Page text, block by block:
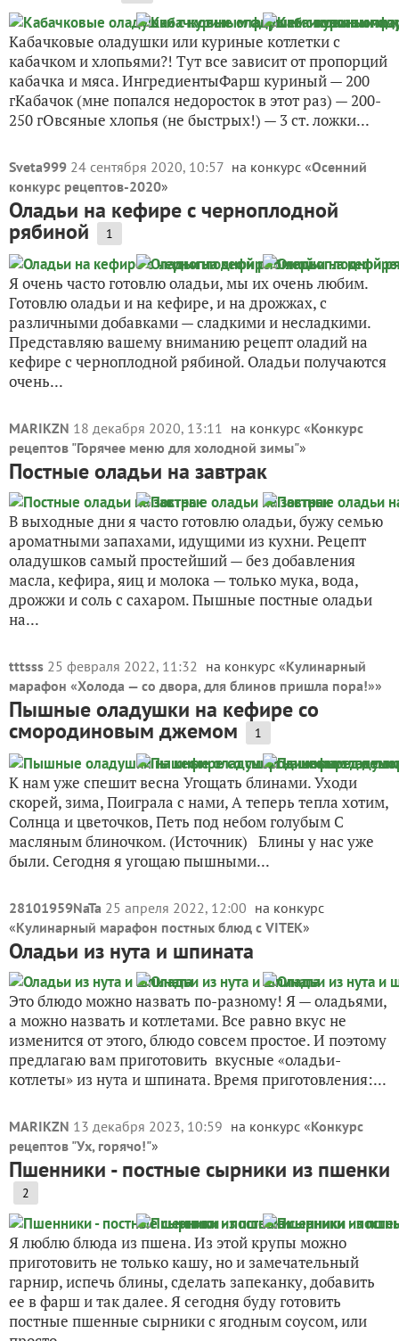
Кабачковые оладушки или куриные котлетки с
кабачком и хлопьями?! Тут все зависит от пропорций
кабачка и мяса. ИнгредиентыФарш куриный — 200
гКабачок (мне попался недоросток в этот раз) — 200-
250 гОвсяные хлопья (не быстрых!) — 3 ст. ложки...
Sveta999 24 сентября 2020, 10:57 на конкурс «Осенний
конкурс рецептов-2020»
Оладьи на кефире с черноплодной
рябиной 1
Я очень часто готовлю оладьи, мы их очень любим.
Готовлю оладьи и на кефире, и на дрожжах, с
различными добавками — сладкими и несладкими.
Представляю вашему вниманию рецепт оладий на
кефире с черноплодной рябиной. Оладьи получаются
очень...
MARIKZN 18 декабря 2020, 13:11 на конкурс «Конкурс
рецептов "Горячее меню для холодной зимы"»
Постные оладьи на завтрак
В выходные дни я часто готовлю оладьи, бужу семью
ароматными запахами, идущими из кухни. Рецепт
оладушков самый простейший — без добавления
масла, кефира, яиц и молока — только мука, вода,
дрожжи и соль с сахаром. Пышные постные оладьи
на...
tttsss 25 февраля 2022, 11:32 на конкурс «Кулинарный
марафон «Холода — со двора, для блинов пришла пора!»»
Пышные оладушки на кефире со
смородиновым джемом 1
К нам уже спешит весна Угощать блинами. Уходи
скорей, зима, Поиграла с нами, А теперь тепла хотим,
Солнца и цветочков, Петь под небом голубым С
масляным блиночком. (Источник) Блины у нас уже
были. Сегодня я угощаю пышными...
28101959NaTa 25 апреля 2022, 12:00 на конкурс
«Кулинарный марафон постных блюд с VITEK»
Оладьи из нута и шпината
Это блюдо можно назвать по-разному! Я — оладьями,
а можно назвать и котлетами. Все равно вкус не
изменится от этого, блюдо совсем простое. И поэтому
предлагаю вам приготовить вкусные «оладьи-
котлеты» из нута и шпината. Время приготовления:...
MARIKZN 13 декабря 2023, 10:59 на конкурс «Конкурс
рецептов "Ух, горячо!"»
Пшенники - постные сырники из пшенки
2
Я люблю блюда из пшена. Из этой крупы можно
приготовить не только кашу, но и замечательный
гарнир, испечь блины, сделать запеканку, добавить
ее в фарш и так далее. Я сегодня буду готовить
постные пшенные сырники с ягодным соусом, или